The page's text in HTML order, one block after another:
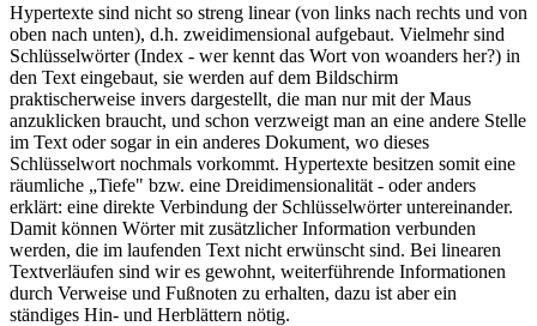
Hypertexte sind nicht so streng linear (von links nach rechts und von
oben nach unten), d.h. zweidimensional aufgebaut. Vielmehr sind
Schlüsselwörter (Index - wer kennt das Wort von woanders her?) in
den Text eingebaut, sie werden auf dem Bildschirm
praktischerweise invers dargestellt, die man nur mit der Maus
anzuklicken braucht, und schon verzweigt man an eine andere Stelle
im Text oder sogar in ein anderes Dokument, wo dieses
Schlüsselwort nochmals vorkommt. Hypertexte besitzen somit eine
räumliche „Tiefe" bzw. eine Dreidimensionalität - oder anders
erklärt: eine direkte Verbindung der Schlüsselwörter untereinander.
Damit können Wörter mit zusätzlicher Information verbunden
werden, die im laufenden Text nicht erwünscht sind. Bei linearen
Textverläufen sind wir es gewohnt, weiterführende Informationen
durch Verweise und Fußnoten zu erhalten, dazu ist aber ein
ständiges Hin- und Herblättern nötig.